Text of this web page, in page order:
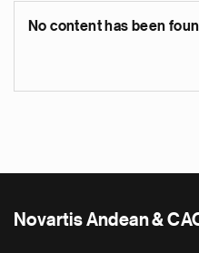
No content has been
Novartis Andean &